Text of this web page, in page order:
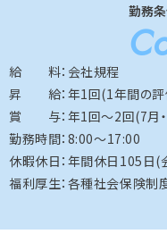
勤務
給 料：会社規程
昇 給：年1回(1年間の評
賞 与：年1回～2回(7月
勤務時間：8:00～17:00
休暇休日：年間休日105日(
福利厚生：各種社会保険制